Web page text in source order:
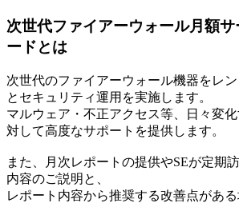
次世代ファイアーウォール月額
ードとは
次世代のファイアーウォール機器をレ
とセキュリティ運用を実施します。
マルウェア・不正アクセス等、日々変
対して高度なサポートを提供します。
また、月次レポートの提供やSEが定期
内容のご説明と、
レポート内容から推奨する改善点があ